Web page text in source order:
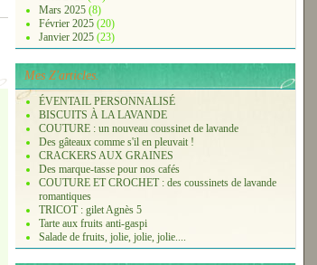
Mars 2025 (8)
Février 2025 (20)
Janvier 2025 (23)
Mes Z'articles.
ÉVENTAIL PERSONNALISÉ
BISCUITS À LA LAVANDE
COUTURE : un nouveau coussinet de lavande
Des gâteaux comme s'il en pleuvait !
CRACKERS AUX GRAINES
Des marque-tasse pour nos cafés
COUTURE ET CROCHET : des coussinets de lavande
romantiques
TRICOT : gilet Agnès 5
Tarte aux fruits anti-gaspi
Salade de fruits, jolie, jolie, jolie....